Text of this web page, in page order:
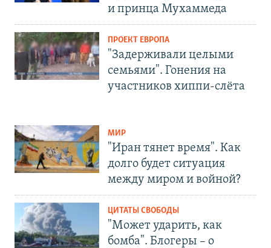
и принца Мухаммеда
ПРОЕКТ ЕВРОПА
"Задерживали целыми
семьями". Гонения на
участников хиппи-слёта
МИР
"Иран тянет время". Как
долго будет ситуация
между миром и войной?
ЦИТАТЫ СВОБОДЫ
"Может ударить, как
бомба". Блогеры – о